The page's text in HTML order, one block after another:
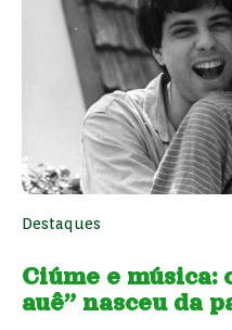
Destaques
Ciúme e música:
auê” nasceu da